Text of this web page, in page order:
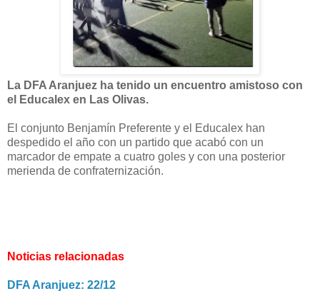
La DFA Aranjuez ha tenido un encuentro amistoso con
el Educalex en Las Olivas.
El conjunto Benjamín Preferente y el Educalex han
despedido el año con un partido que acabó con un
marcador de empate a cuatro goles y con una posterior
merienda de confraternización.
Noticias relacionadas
DFA Aranjuez: 22/12